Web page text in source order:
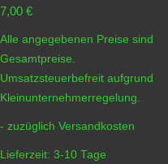
7,00 €
Alle angegebenen Preise sind
Gesamtpreise.
Umsatzsteuerbefreit aufgrund
Kleinunternehmerregelung.
- zuzüglich Versandkosten
Lieferzeit: 3-10 Tage